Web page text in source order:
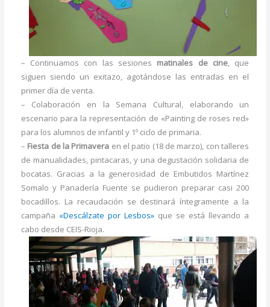
– Continuamos con las sesiones matinales de cine, que
siguen siendo un exitazo, agotándose las entradas en el
primer día de venta.
– Colaboración en la Semana Cultural, elaborando un
escenario para la representación de «Painting de roses red»
para los alumnos de infantil y 1º ciclo de primaria.
– Fiesta de la Primavera en el patio (18 de marzo), con talleres
de manualidades, pintacaras, y una degustación solidaria de
bocatas. Gracias a la generosidad de Embutidos Martínez
Somalo y Panadería Fuente se pudieron preparar casi 200
bocadillos. La recaudación se destinará íntegramente a la
campaña «Descálzate por Lesbos»que se está llevando a
cabo desde CEIS-Rioja.